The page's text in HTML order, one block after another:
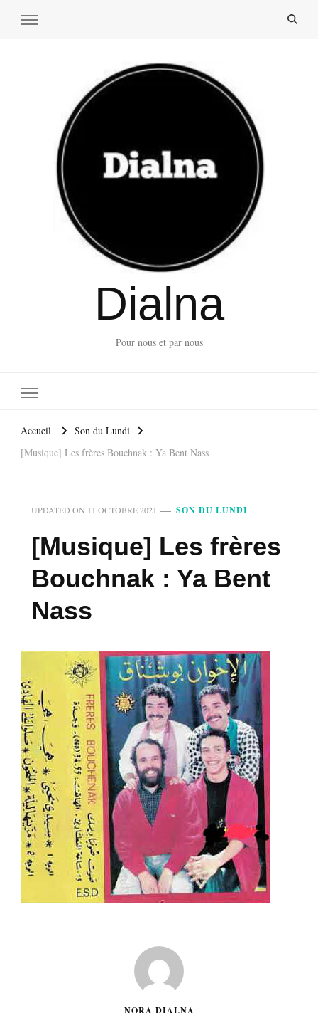
Dialna
Pour nous et par nous
Accueil
Son du Lundi
[Musique] Les frères Bouchnak : Ya Bent Nass
UPDATED ON 11 OCTOBRE 2021 SON DU LUNDI
[Musique] Les frères
Bouchnak : Ya Bent
Nass
NORA DIALNA